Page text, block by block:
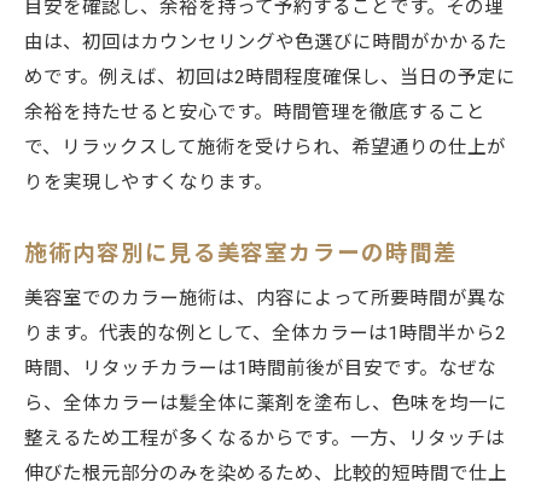
目安を確認し、余裕を持って予約することです。その理
由は、初回はカウンセリングや色選びに時間がかかるた
めです。例えば、初回は2時間程度確保し、当日の予定に
余裕を持たせると安心です。時間管理を徹底すること
で、リラックスして施術を受けられ、希望通りの仕上が
りを実現しやすくなります。
施術内容別に見る美容室カラーの時間差
美容室でのカラー施術は、内容によって所要時間が異な
ります。代表的な例として、全体カラーは1時間半から2
時間、リタッチカラーは1時間前後が目安です。なぜな
ら、全体カラーは髪全体に薬剤を塗布し、色味を均一に
整えるため工程が多くなるからです。一方、リタッチは
伸びた根元部分のみを染めるため、比較的短時間で仕上